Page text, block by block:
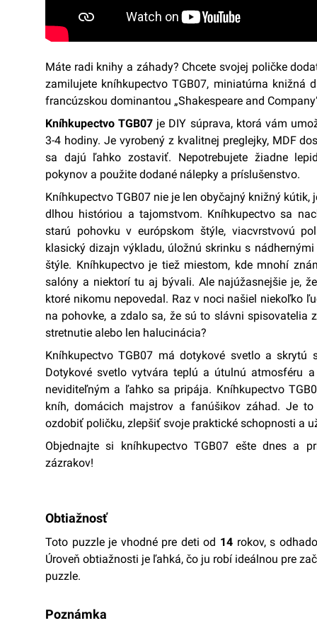
Máte radi knihy a záhady? Chcete svojej poličke
zamilujete kníhkupectvo TGB07, miniatúrna knižná
francúzskou dominantou „Shakespeare and
Kníhkupectvo TGB07 je DIY súprava, ktorá vám
3-4 hodiny. Je vyrobený z kvalitnej preglejky, MDF
sa dajú ľahko zostaviť. Nepotrebujete žiadne
pokynov a použite dodané nálepky a príslušenstvo.
Kníhkupectvo TGB07 nie je len obyčajný knižný
dlhou históriou a tajomstvom. Kníhkupectvo sa
starú pohovku v európskom štýle, viacvrstvovú
klasický dizajn výkladu, úložnú skrinku s
štýle. Kníhkupectvo je tiež miestom, kde mnohí
salóny a niektorí tu aj bývali. Ale najúžasnejšie je,
ktoré nikomu nepovedal. Raz v noci našiel niekoľko
na pohovke, a zdalo sa, že sú to slávni spisovatelia
stretnutie alebo len halucinácia?
Kníhkupectvo TGB07 má dotykové svetlo a skrytú
Dotykové svetlo vytvára teplú a útulnú atmosféru
neviditeľným a ľahko sa pripája. Kníhkupectvo
kníh, domácich majstrov a fanúšikov záhad. Je
ozdobiť poličku, zlepšiť svoje praktické schopnosti a
Objednajte si kníhkupectvo TGB07 ešte dnes a
zázrakov!
Obtiažnosť
Toto puzzle je vhodné pre deti od 14rokov, s
Úroveň obtiažnosti je ľahká, čo ju robí ideálnou pre
puzzle.
Poznámka